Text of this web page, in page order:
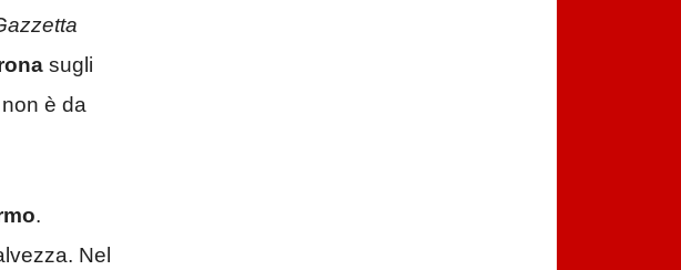
sugli
è da
.
Nel